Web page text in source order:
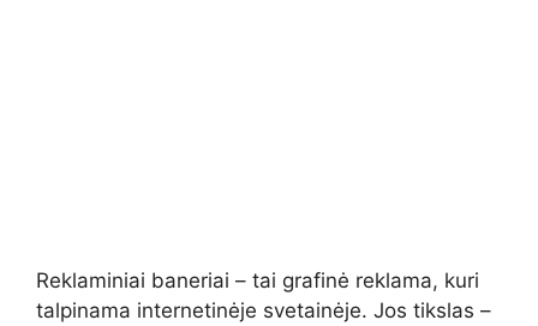
Reklaminiai baneriai – tai grafinė reklama, kuri
talpinama internetinėje svetainėje. Jos tikslas –